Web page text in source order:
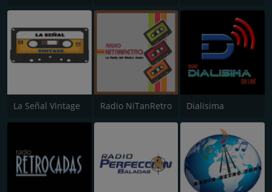
La Señal Vintage Radio NiTanRetro Dialisima